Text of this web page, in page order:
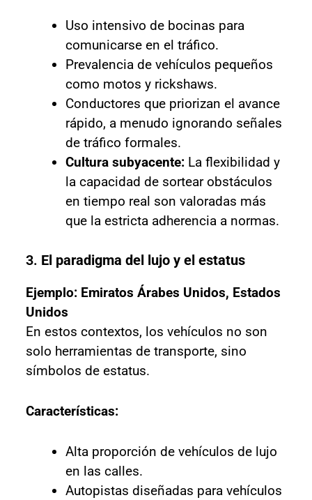
Uso intensivo de bocinas para
comunicarse en el tráfico.
Prevalencia de vehículos pequeños
como motos y rickshaws.
Conductores que priorizan el avance
rápido, a menudo ignorando señales
de tráfico formales.
Cultura subyacente:La flexibilidad y
la capacidad de sortear obstáculos
en tiempo real son valoradas más
que la estricta adherencia a normas.
3. El paradigma del lujo y el estatus
Ejemplo: Emiratos Árabes Unidos, Estados
Unidos
En estos contextos, los vehículos no son
solo herramientas de transporte, sino
símbolos de estatus.
Características:
Alta proporción de vehículos de lujo
en las calles.
Autopistas diseñadas para vehículos